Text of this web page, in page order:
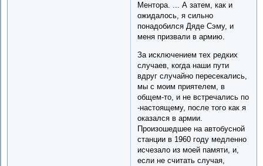
Ментора. ... А затем, как и
ожидалось, я сильно
понадобился Дяде Сэму, и
меня призвали в армию.
За исключением тех редких
случаев, когда наши пути
вдруг случайно пересекались,
мы с моим приятелем, в
общем-то, и не встречались по
-настоящему, после того как я
оказался в армии.
Произошедшее на автобусной
станции в 1960 году медленно
исчезало из моей памяти, и,
если не считать случая,